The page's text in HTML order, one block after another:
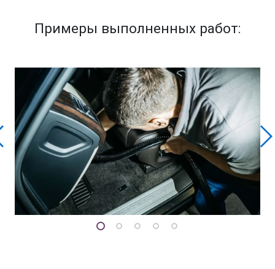
Примеры выполненных работ: